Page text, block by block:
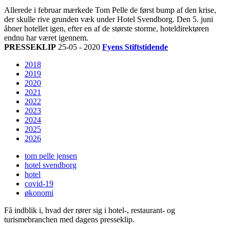
Allerede i februar mærkede Tom Pelle de først bump af den krise,
der skulle rive grunden væk under Hotel Svendborg. Den 5. juni
åbner hotellet igen, efter en af de største storme, hoteldirektøren
endnu har været igennem.
PRESSEKLIP 25-05 - 2020 Fyens Stiftstidende
2018
2019
2020
2021
2022
2023
2024
2025
2026
tom pelle jensen
hotel svendborg
hotel
covid-19
økonomi
Få indblik i, hvad der rører sig i hotel-, restaurant- og
turismebranchen med dagens presseklip.